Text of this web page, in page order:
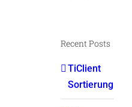
Recent Posts
TiClient
Sortierung